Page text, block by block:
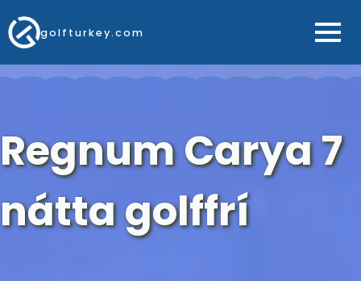
golfturkey.com
Regnum Carya 7
nátta golffrí